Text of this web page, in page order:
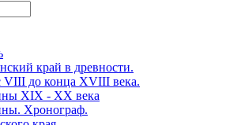
край в древности.
VIII до конца XVIII века.
XIX - XX века
Хронограф.